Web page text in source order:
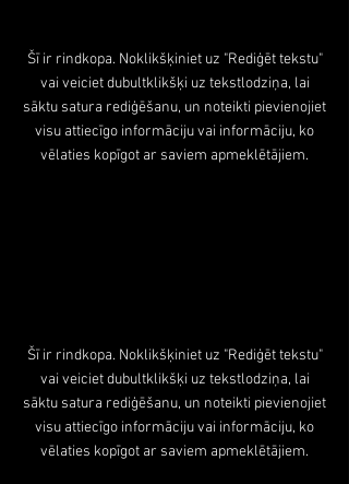
Šī ir rindkopa. Noklikšķiniet uz "Rediģēt tekstu"
vai veiciet dubultklikšķi uz tekstlodziņa, lai
sāktu satura rediģēšanu, un noteikti pievienojiet
visu attiecīgo informāciju vai informāciju, ko
vēlaties kopīgot ar saviem apmeklētājiem.
Šī ir rindkopa. Noklikšķiniet uz "Rediģēt tekstu"
vai veiciet dubultklikšķi uz tekstlodziņa, lai
sāktu satura rediģēšanu, un noteikti pievienojiet
visu attiecīgo informāciju vai informāciju, ko
vēlaties kopīgot ar saviem apmeklētājiem.